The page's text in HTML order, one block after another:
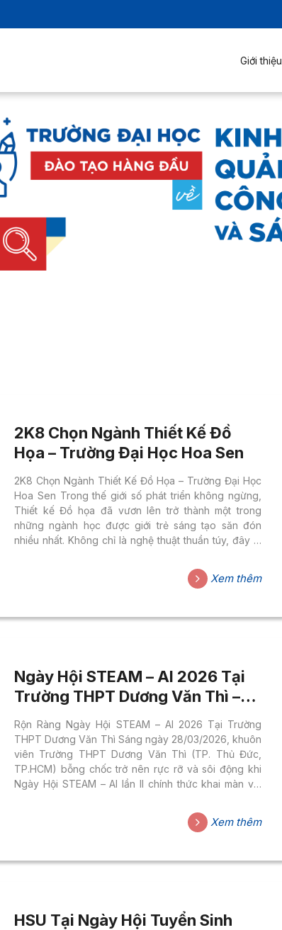
Giới thiệu
2K8 Chọn Ngành Thiết Kế Đồ
Họa – Trường Đại Học Hoa Sen
2K8 Chọn Ngành Thiết Kế Đồ Họa – Trường Đại Học
Hoa Sen Trong thế giới số phát triển không ngừng,
Thiết kế Đồ họa đã vươn lên trở thành một trong
những ngành học được giới trẻ sáng tạo săn đón
nhiều nhất. Không chỉ là nghệ thuật thuần túy, đây là
đại — nơi mỗi hình ảnh, video, hay sản phẩm đa
phương tiện đều có thể trở thành ngôn ngữ kết nối
truyền...
Xem thêm
Ngày Hội STEAM – AI 2026 Tại
Trường THPT Dương Văn Thì –
FADA HSU
Rộn Ràng Ngày Hội STEAM – AI 2026 Tại Trường
THPT Dương Văn Thì Sáng ngày 28/03/2026, khuôn
viên Trường THPT Dương Văn Thì (TP. Thủ Đức,
TP.HCM) bỗng chốc trở nên rực rỡ và sôi động khi
Ngày Hội STEAM – AI lần II chính thức khai màn với
tạo, kiến tạo tương lai”. Không chỉ là một hoạt động
ngoại khóa thông thường, đây là một cuộc hội ngộ
trung học được đặt mình vào...
Xem thêm
HSU Tại Ngày Hội Tuyển Sinh